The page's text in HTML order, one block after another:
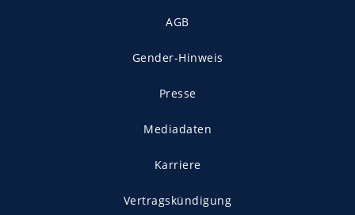
AGB
Gender-Hinweis
Presse
Mediadaten
Karriere
Vertragskündigung